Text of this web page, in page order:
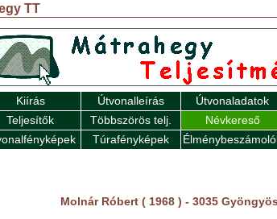
TT
Kiírás Útvonalleírás Útvonaladatok
Teljesítők
Többszörös telj. Névkereső
Túrafényképek
Molnár Róbert ( 1968 ) - 3035